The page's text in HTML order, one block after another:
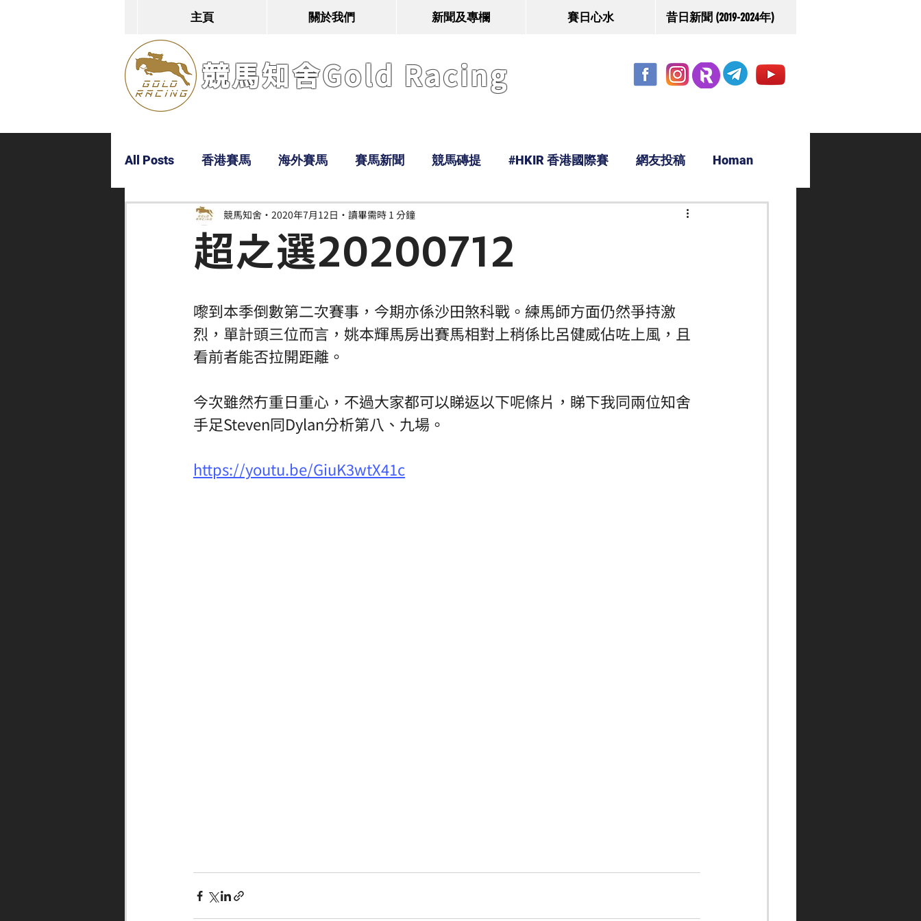
主頁 關於我們 新聞及專欄 賽日心水 昔日新聞 (2019-2024年)
競馬知舍Gold Racing
All Posts 香港賽馬 海外賽馬 賽馬新聞 競馬磚提 #HKIR 香港國際賽 網友投稿 Homan
Bobby 超仔 Tony 鹿
超之選20200712
競馬知舍 2020年7月12日 讀畢需時 1 分鐘
嚟到本季倒數第二次賽事，今期亦係沙田煞科戰。練馬師方面仍然爭持激
烈，單計頭三位而言，姚本輝馬房出賽馬相對上稍係比呂健威佔咗上風，且
看前者能否拉開距離。
今次雖然冇重日重心，不過大家都可以睇返以下呢條片，睇下我同兩位知舍
手足Steven同Dylan分析第八、九場。
https://youtu.be/GiuK3wtX41c